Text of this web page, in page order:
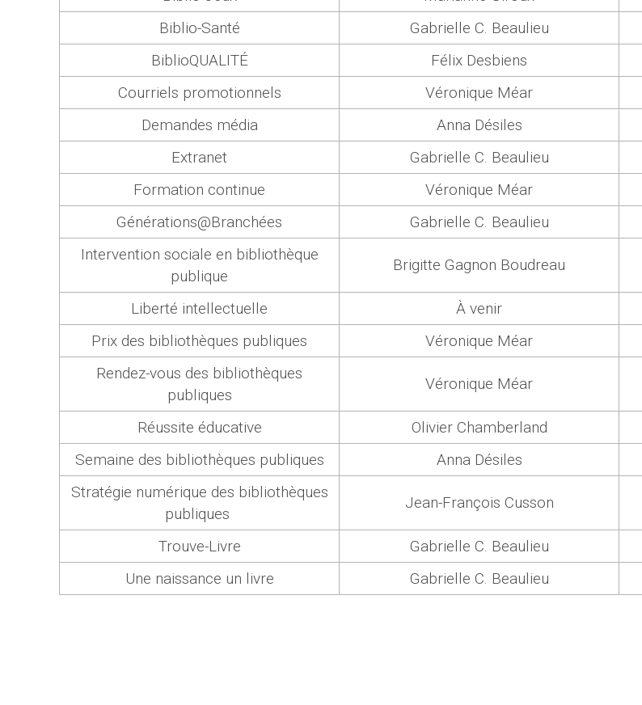
Biblio-Santé
Gabrielle C. Beaulieu
BiblioQUALITÉ
Félix Desbiens
Courriels promotionnels
Véronique Méar
Demandes média
Anna Désiles
Extranet
Gabrielle C. Beaulieu
Formation continue
Véronique Méar
Générations@Branchées
Gabrielle C. Beaulieu
Intervention sociale en bibliothèque
publique
Brigitte Gagnon Boudreau
Liberté intellectuelle À venir
Prix des bibliothèques publiques
Véronique Méar
Rendez-vous des bibliothèques
publiques
Véronique Méar
Réussite éducative Olivier Chamberland
Semaine des bibliothèques publiques
Anna Désiles
Stratégie numérique des bibliothèques
publiques
Jean-François Cusson
Trouve-Livre Gabrielle C. Beaulieu
Une naissance un livre
Gabrielle C. Beaulieu